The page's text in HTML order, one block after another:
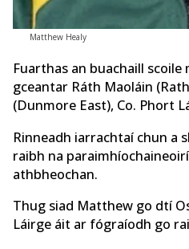
Matthew Healy
Fuarthas an buachaill scoile
gceantar Ráth Maoláin
(Dunmore East), Co. Phort
Rinneadh iarrachtaí chun a
raibh na
athbheochan.
Thug siad Matthew go dtí
Láirge áit ar fógraíodh go